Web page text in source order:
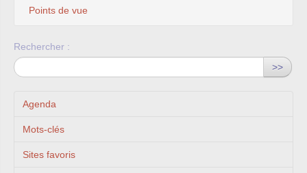
Points de vue
Rechercher :
>>
Agenda
Mots-clés
Sites favoris